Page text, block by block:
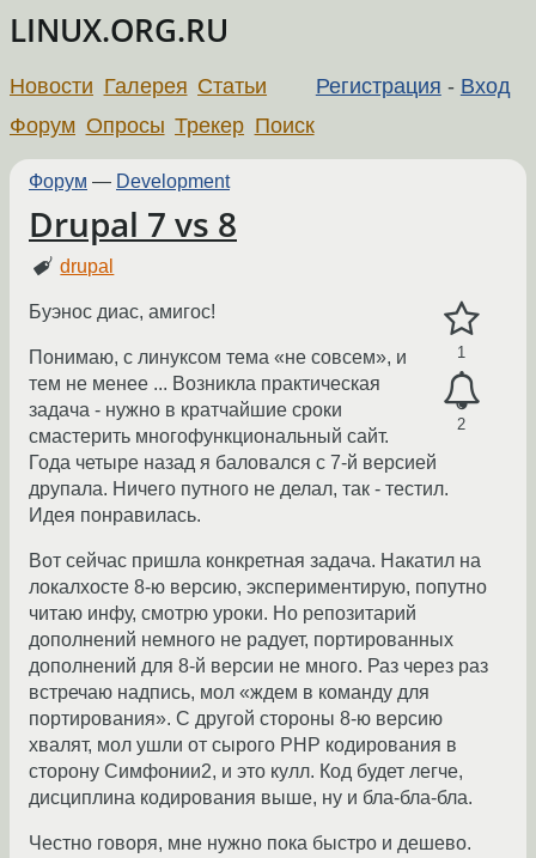
LINUX.ORG.RU
Регистрация - Вход
Новости Галерея Статьи
Форум Опросы Трекер Поиск
Форум — Development
Drupal 7 vs 8
drupal
1
2
Буэнос диас, амигос!
Понимаю, с линуксом тема «не совсем», и
тем не менее ... Возникла практическая
задача - нужно в кратчайшие сроки
смастерить многофункциональный сайт.
Года четыре назад я баловался с 7-й версией
друпала. Ничего путного не делал, так - тестил.
Идея понравилась.
Вот сейчас пришла конкретная задача. Накатил на
локалхосте 8-ю версию, экспериментирую, попутно
читаю инфу, смотрю уроки. Но репозитарий
дополнений немного не радует, портированных
дополнений для 8-й версии не много. Раз через раз
встречаю надпись, мол «ждем в команду для
портирования». С другой стороны 8-ю версию
хвалят, мол ушли от сырого PHP кодирования в
сторону Симфонии2, и это кулл. Код будет легче,
дисциплина кодирования выше, ну и бла-бла-бла.
Честно говоря, мне нужно пока быстро и дешево.